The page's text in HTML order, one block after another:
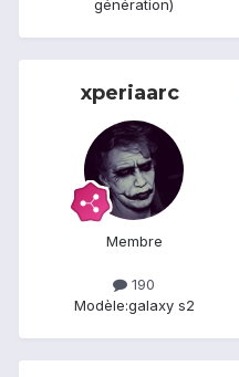
génération)
xperiaarc
Membre
190
Modèle:galaxy s2